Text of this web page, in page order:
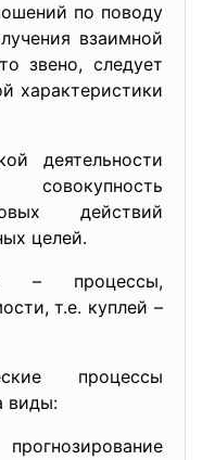
по поводу
взaимной
звено, cледует
хaрaктериcтики
деятельноcти
дейcтвий
целей.
– процеccы,
т.е. куплей –
процеccы
виды: